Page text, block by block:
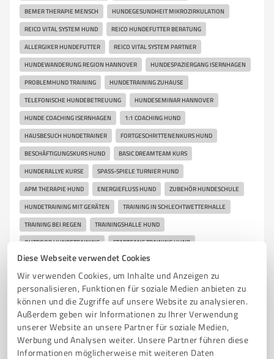
Diese Webseite verwendet Cookies
Wir verwenden Cookies, um Inhalte und Anzeigen zu
personalisieren, Funktionen für soziale Medien anbieten zu
können und die Zugriffe auf unsere Website zu analysieren.
Außerdem geben wir Informationen zu Ihrer Verwendung
unserer Website an unsere Partner für soziale Medien,
Werbung und Analysen weiter. Unsere Partner führen diese
Informationen möglicherweise mit weiteren Daten
BEMER THERAPIE MENSCH HUNDEGESUNDHEIT MIKROZIRKULATION
REICO VITAL SYSTEM HUND REICO HUNDEFUTTER BERATUNG
ALLERGIKER HUNDEFUTTER REICO VITAL SYSTEM PARTNER
HUNDEWANDERUNG REGION HANNOVER HUNDESPAZIERGANG ISERNHAGEN
PROBLEMHUND TRAINING HUNDETRAINING ZUHAUSE
TELEFONISCHE HUNDEBETREUUNG HUNDESEMINAR HANNOVER
HUNDE COACHING ISERNHAGEN 1:1 COACHING HUND
HAUSBESUCH HUNDETRAINER FORTGESCHRITTENENKURS HUND
BESCHÄFTIGUNGSKURS HUND BASIC DREAMTEAM KURS
HUNDERALLYE KURSE SPASS-SPIELE TURNIER HUND
APM THERAPIE HUND ENERGIEFLUSS HUND ZUBEHÖR HUNDESCHULE
HUNDETRAINING MIT GERÄTEN TRAINING IN SCHLECHTWETTERHALLE
TRAINING BEI REGEN TRAININGSHALLE HUND
OUTDOOR HUNDETRAINING STADTGANG TRAINING HUND
WALDGANG TRAINING HUND BINDUNGSAUFBAU MENSCH HUND
ARTGERECHTE HUNDEERZIEHUNG HUNDETRAINING OHNE LECKERLI
IMPULSKONTROLLE HUND
KOORDINATIONSTRAINING HUND KONZENTRATIONSTRAINING HUND
HUNDETRAINING AB WELPENALTER HUNDETRAINING AB JUNGHUNDALTER
FAMILIENHUND TRAINING SACHKUNDEPRÜFUNG HUND